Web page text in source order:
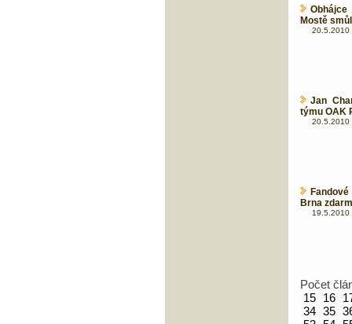
Mostě
20.5.2010
Jan
týmu OAK
20.5.2010
Brna
19.5.2010
Počet
15 16
34 35